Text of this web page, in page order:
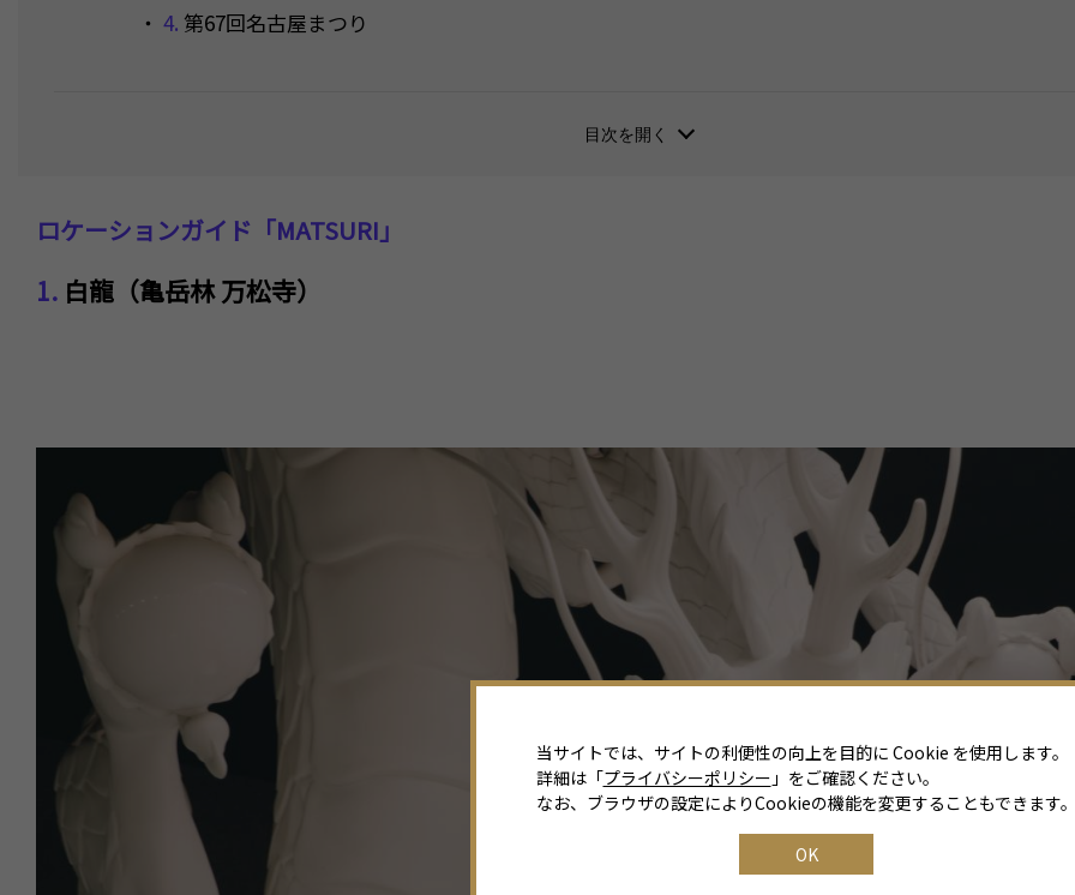
・ 4. 第67回名古屋まつり
その他"COOL! NAGOYA"の動画はこちらからチェック！
目次を開く
ロケーションガイド「MATSURI」
1. 白龍（亀岳林 万松寺）
当サイトでは、サイトの利便性の向上を目的に Cookie を使用します。
詳細は「プライバシーポリシー 」をご確認ください。
なお、ブラウザの設定によりCookieの機能を変更することもできます
OK